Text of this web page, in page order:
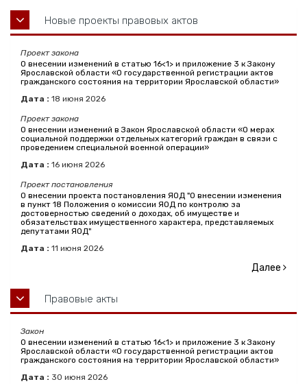
Новые проекты правовых актов
Проект закона
О внесении изменений в статью 16<1> и приложение 3 к Закону
Ярославской области «О государственной регистрации актов
гражданского состояния на территории Ярославской области»
Дата : 18 июня 2026
Проект закона
О внесении изменений в Закон Ярославской области «О мерах
социальной поддержки отдельных категорий граждан в связи с
проведением специальной военной операции»
Дата : 16 июня 2026
Проект постановления
О внесении проекта постановления ЯОД "О внесении изменения
в пункт 18 Положения о комиссии ЯОД по контролю за
достоверностью сведений о доходах, об имуществе и
обязательствах имущественного характера, представляемых
депутатами ЯОД"
Дата : 11 июня 2026
Далее
Правовые акты
Закон
О внесении изменений в статью 16<1> и приложение 3 к Закону
Ярославской области «О государственной регистрации актов
гражданского состояния на территории Ярославской области»
Дата : 30 июня 2026